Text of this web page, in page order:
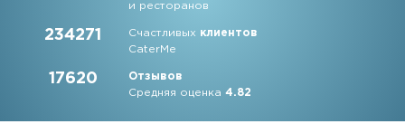
и ресторанов
234271 Счастливых клиентов
CaterMe
17620
Отзывов
Средняя оценка4.82